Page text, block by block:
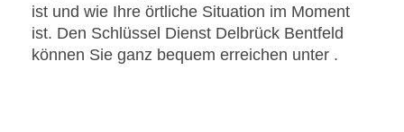
ist und wie Ihre örtliche Situation im Moment
ist. Den Schlüssel Dienst Delbrück Bentfeld
können Sie ganz bequem erreichen unter .